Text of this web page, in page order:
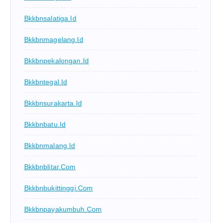
Bkkbnsalatiga.id
Bkkbnmagelang.id
Bkkbnpekalongan.id
Bkkbntegal.id
Bkkbnsurakarta.id
Bkkbnbatu.id
Bkkbnmalang.id
Bkkbnblitar.com
Bkkbnbukittinggi.com
Bkkbnpayakumbuh.com